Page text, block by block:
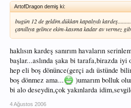
ArtofDragon demiş ki:
bugün 12 de geldim.dükkan kapalıydı kardeş.........
çanıllıya gelince ekim-kasıma kadar av vermez
haklısın kardeş sanırım havaların
başlar...aslında şaka bi tarafa,birazda
hep eli boş dönünce(gerçi adı üstünde
boş dönmez ama...
)umarım bolluk
bi alo deseydin,çok yakınlarda
4 Ağustos 2006